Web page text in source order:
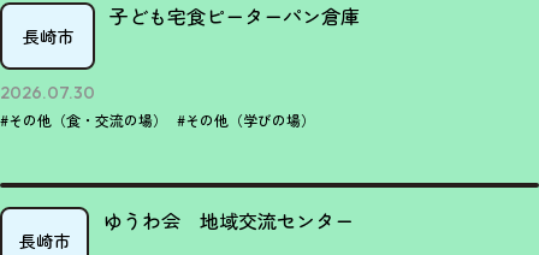
長崎市
子ども宅食ピーターパン倉庫
2026.07.30
#その他（食・交流の場） #その他（学びの場）
長崎市
ゆうわ会 地域交流センター